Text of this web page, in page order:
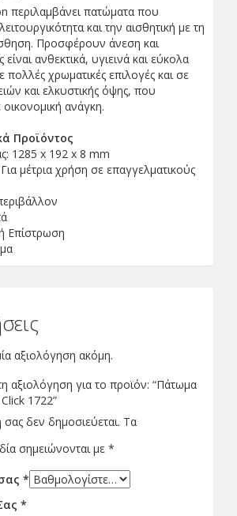
περιλαμβάνει πατώματα που
και την αισθητική με τη
Προσφέρουν άνεση και
ανθεκτικά, υγιεινά και εύκολα
πολλές χρωματικές επιλογές και σε
και ελκυστικής όψης, που
ανάγκη.
Προϊόντος
1285 x 192 x 8 mm
μέτρια χρήση σε επαγγελματικούς
Επίστρωση
αξιολόγηση ακόμη.
αξιολόγηση για το προϊόν: “Πάτωμα
1722”
δεν δημοσιεύεται. Τα
σημειώνονται με *
*
*